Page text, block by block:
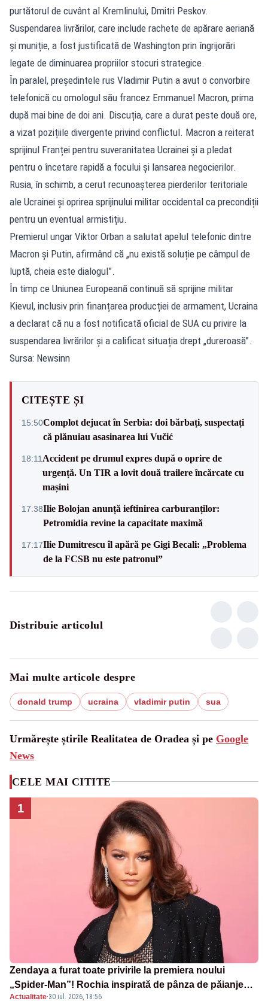
purtătorul de cuvânt al Kremlinului, Dmitri Peskov.
Suspendarea livrărilor, care include rachete de apărare aeriană
și muniție, a fost justificată de Washington prin îngrijorări
legate de diminuarea propriilor stocuri strategice.
În paralel, președintele rus Vladimir Putin a avut o convorbire
telefonică cu omologul său francez Emmanuel Macron, prima
după mai bine de doi ani. Discuția, care a durat peste două ore,
a vizat pozițiile divergente privind conflictul. Macron a reiterat
sprijinul Franței pentru suveranitatea Ucrainei și a pledat
pentru o încetare rapidă a focului și lansarea negocierilor.
Rusia, în schimb, a cerut recunoașterea pierderilor teritoriale
ale Ucrainei și oprirea sprijinului militar occidental ca precondiții
pentru un eventual armistițiu.
Premierul ungar Viktor Orban a salutat apelul telefonic dintre
Macron și Putin, afirmând că „nu există soluție pe câmpul de
luptă, cheia este dialogul”.
În timp ce Uniunea Europeană continuă să sprijine militar
Kievul, inclusiv prin finanțarea producției de armament, Ucraina
a declarat că nu a fost notificată oficial de SUA cu privire la
suspendarea livrărilor și a calificat situația drept „dureroasă”.
Sursa: Newsinn
CITEȘTE ȘI
15:50Complot dejucat în Serbia: doi bărbați, suspectați
că plănuiau asasinarea lui Vučić
18:11 Accident pe drumul expres după o oprire de
urgență. Un TIR a lovit două trailere încărcate cu
mașini
17:38Ilie Bolojan anunță ieftinirea carburanților:
Petromidia revine la capacitate maximă
17:17Ilie Dumitrescu îl apără pe Gigi Becali: „Problema
de la FCSB nu este patronul”
Distribuie articolul
Mai multe articole despre
donald trump ucraina vladimir putin sua
Urmărește știrile Realitatea de Oradea și pe Google
News
CELE MAI CITITE
1
Zendaya a furat toate privirile la premiera noului
„Spider-Man”! Rochia inspirată de pânza de păianjen a
făcut senzație
Actualitate·30 iul. 2026, 18:56